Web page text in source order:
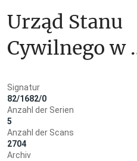
Urząd Stanu
Cywilnego w
Signatur
82/1682/0
Anzahl der Serien
5
Anzahl der Scans
2704
Archiv